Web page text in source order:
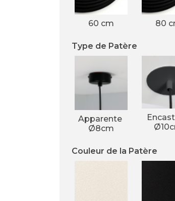
60 cm 80
Type de Patère
Apparente
Ø8cm
Couleur de la Patère